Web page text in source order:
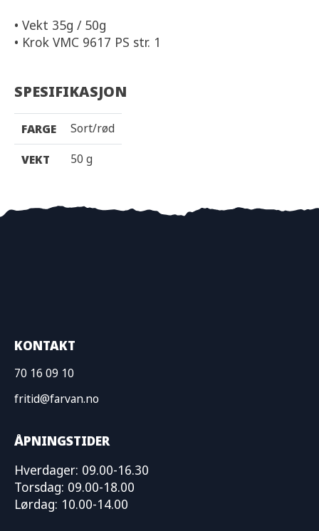
• Vekt 35g / 50g
• Krok VMC 9617 PS str. 1
SPESIFIKASJON
FARGE
Sort/rød
VEKT
50 g
KONTAKT
70 16 09 10
fritid@farvan.no
ÅPNINGSTIDER
Hverdager: 09.00-16.30
Torsdag: 09.00-18.00
Lørdag: 10.00-14.00